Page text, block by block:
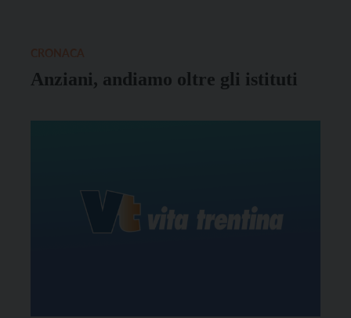
Anziani, andiamo oltre gli istituti